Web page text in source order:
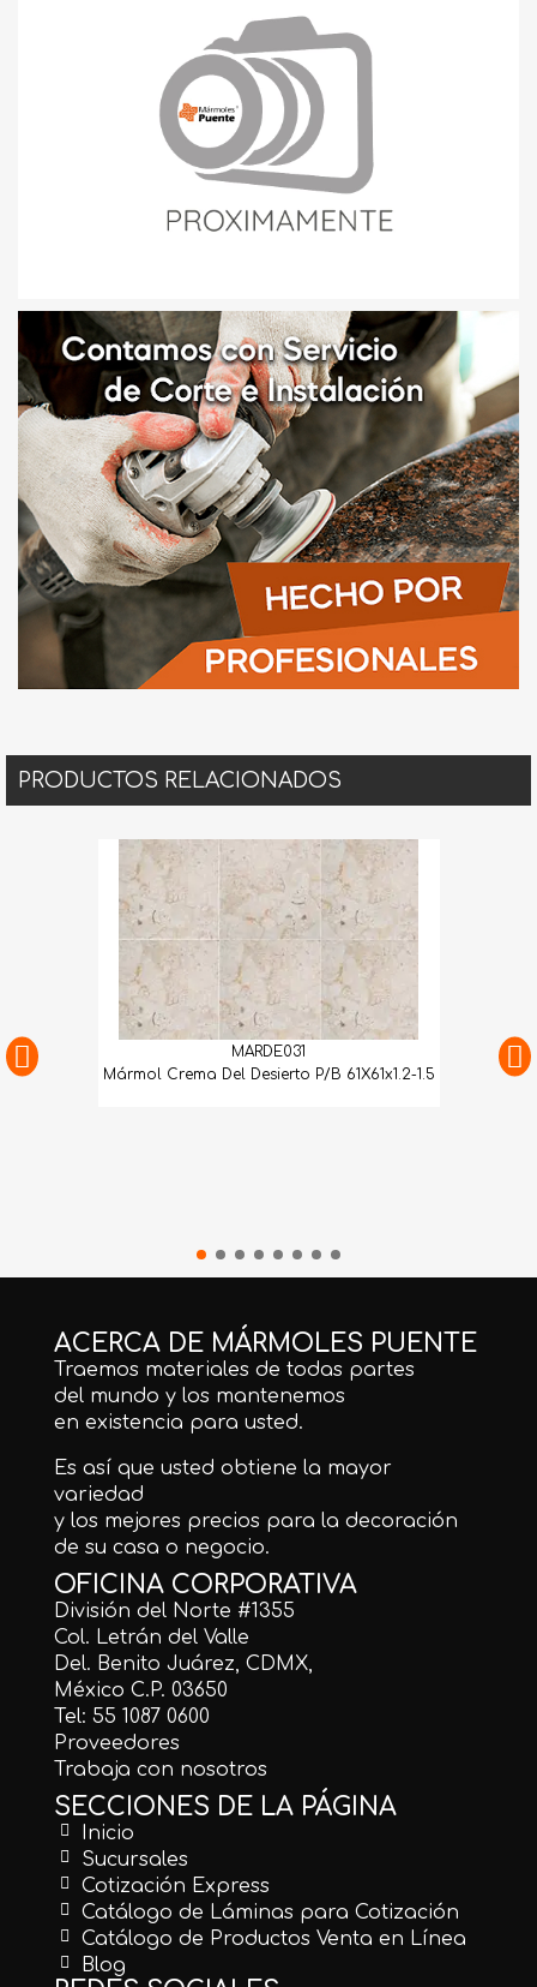
PRODUCTOS RELACIONADOS
MARDE031
Mármol Crema Del Desierto P/B 61X61x1.2-1.5
ACERCA DE MÁRMOLES PUENTE
Traemos materiales de todas partes
del mundo y los mantenemos
en existencia para usted.
Es así que usted obtiene la mayor
variedad
y los mejores precios para la decoración
de su casa o negocio.
OFICINA CORPORATIVA
División del Norte #1355
Col. Letrán del Valle
Del. Benito Juárez, CDMX,
México C.P. 03650
Tel: 55 1087 0600
Proveedores
Trabaja con nosotros
SECCIONES DE LA PÁGINA
Inicio
Sucursales
Cotización Express
Catálogo de Láminas para Cotización
Catálogo de Productos Venta en Línea
Blog